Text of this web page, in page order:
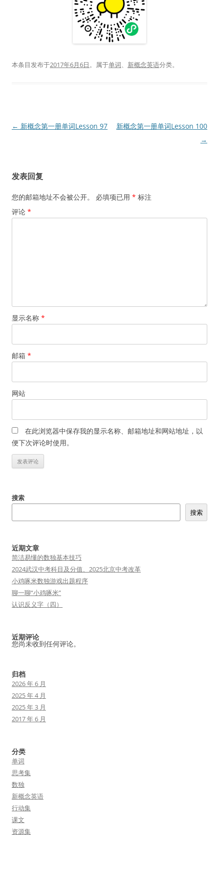
本条目发布于2017年6月6日。属于单词、 新概念英语分类。
文
← 新概念第一册单词Lesson 97
新概念第一册单词Lesson 100
→
发表回复
您的邮箱地址不会被公开。 必填项已用 * 标注
评论 *
显示名称 *
邮箱 *
网站
在此浏览器中保存我的显示名称、邮箱地址和网站地址，以
便下次评论时使用。
搜索
搜索
近期文章
简洁易懂的数独基本技巧
2024武汉中考科目及分值、2025北京中考改革
小鸡啄米数独游戏出题程序
聊一聊“小鸡啄米”
认识反义字（四）
近期评论
您尚未收到任何评论。
归档
2026 年 6 月
2025 年 4 月
2025 年 3 月
2017 年 6 月
分类
单词
思考集
数独
新概念英语
行动集
课文
资源集